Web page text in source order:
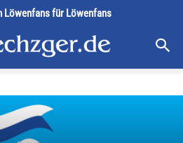
Löwenfans für Löwenfans